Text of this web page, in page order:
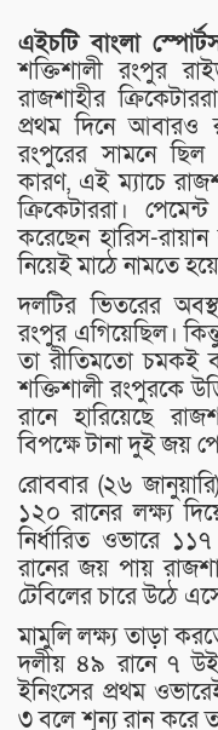
এইচটি বাংলা
শক্তিশালী রংপুর
রাজশাহীর
প্রথম দিনে আবারও
রংপুরের সামনে ছিল
কারণ, এই ম্যাচে
ক্রিকেটাররা।
করেছেন হারিস-
নিয়েই মাঠে নামতে
দলটির ভিতরের
রংপুর এগিয়েছিল।
তা রীতিমতো চমকই
শক্তিশালী রংপুরকে
রানে হারিয়েছে
বিপক্ষে টানা দুই জয়
রোববার (২৬
১২০ রানের লক্ষ্য
নির্ধারিত ওভারে
রানের জয় পায়
টেবিলের চারে উঠে
মামুলি লক্ষ্য তাড়া
দলীয় ৪৯ রানে ৭
ইনিংসের প্রথম
৩ বলে শূন্য রান করে